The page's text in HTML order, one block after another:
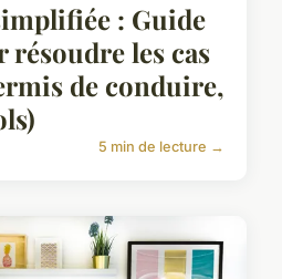
: Guide
résoudre les cas
de conduire,
5 min de lecture →